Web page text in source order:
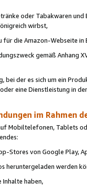
oder Tabakwaren
wirbst,
für die Amazon-Webseite in
gemäß Anhang
der es sich um ein
eine Dienstleistung in
im Rahmen
Mobiltelefonen, Tablets
Stores von Google Play,
heruntergeladen werden
Inhalte haben,